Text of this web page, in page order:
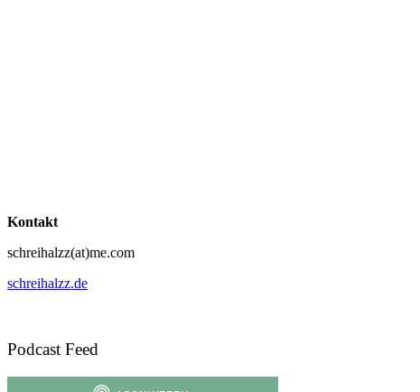
Kontakt
schreihalzz(at)me.com
schreihalzz.de
Podcast Feed